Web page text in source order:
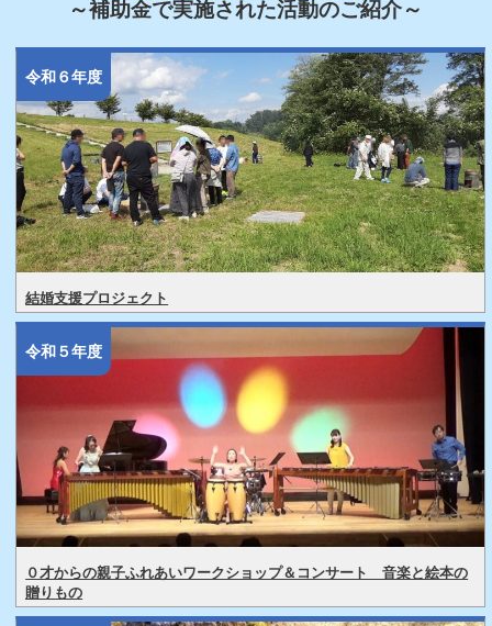
～補助金で実施された活動のご紹介～
令和６年度
結婚支援プロジェクト
令和５年度
０才からの親子ふれあいワークショップ＆コンサート 音楽と絵本の
贈りもの